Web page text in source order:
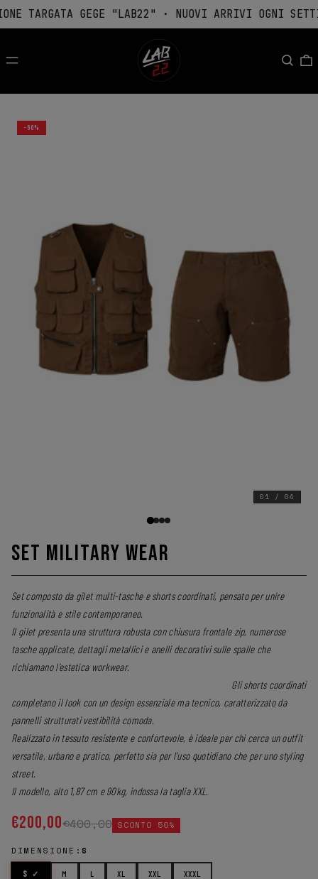
TARGATA GEGE "LAB22" · NUOVI ARRIVI OGNI
MENU Cerca
-50%
01 / 04
SET MILITARY WEAR
Set composto da gilet multi-tasche e shorts coordinati, pensato per unire
funzionalità e stile contemporaneo.
Il gilet presenta una struttura robusta con chiusura frontale zip, numerose
tasche applicate, dettagli metallici e anelli decorativi sulle spalle che
richiamano l’estetica workwear.
Gli shorts coordinati
completano il look con un design essenziale ma tecnico, caratterizzato da
pannelli strutturati vestibilità comoda.
Realizzato in tessuto resistente e confortevole, è ideale per chi cerca un outfit
versatile, urbano e pratico, perfetto sia per l’uso quotidiano che per uno styling
street.
Il modello, alto 1,87 cm e 90kg, indossa la taglia XXL.
€200,00€400,00 SCONTO 50%
DIMENSIONE: S
S M L XL XXL XXXL